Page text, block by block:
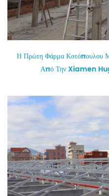
Η Πρώτη Φάρμα Κοτόπουλου
Από Την Xiamen